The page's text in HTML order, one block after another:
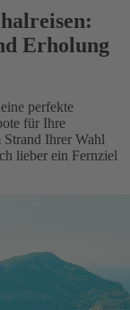
Erholung
perfekte
für Ihre
Strand Ihrer Wahl
lieber ein Fernziel